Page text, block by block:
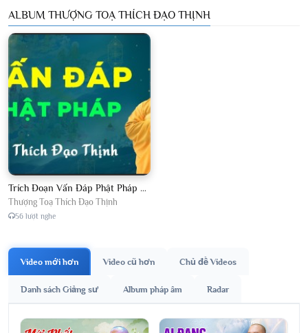
ALBUM THƯỢNG TOẠ THÍCH ĐẠO THỊNH
Trích Đoạn Vấn Đáp Phật Pháp 2026
Thượng Toạ Thích Đạo Thịnh
56 lượt nghe
Video mới hơn Video cũ hơn Chủ đề Videos
Danh sách Giảng sư Album pháp âm Radar